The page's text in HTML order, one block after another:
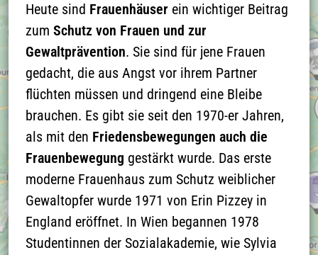
Klicken Sie hier um
die
Datenschutzerklärung
zu aktzeptieren und
die Google-Maps-
Karte zu laden
Näheres finden Sie in
der
Datenschutzerklärung
Heute sind Frauenhäuser ein wichtiger Beitrag
zum Schutz von Frauen und zur
Gewaltprävention. Sie sind für jene Frauen
gedacht, die aus Angst vor ihrem Partner
flüchten müssen und dringend eine Bleibe
brauchen. Es gibt sie seit den 1970-er Jahren,
als mit den Friedensbewegungen auch die
Frauenbewegung gestärkt wurde. Das erste
moderne Frauenhaus zum Schutz weiblicher
Gewaltopfer wurde 1971 von Erin Pizzey in
England eröffnet. In Wien begannen 1978
Studentinnen der Sozialakademie, wie Sylvia